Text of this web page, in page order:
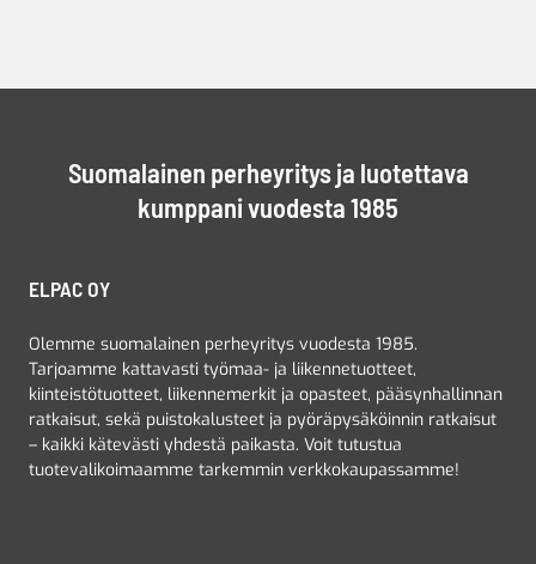
Suomalainen perheyritys ja luotettava
kumppani vuodesta 1985
ELPAC OY
Olemme suomalainen perheyritys vuodesta 1985.
Tarjoamme kattavasti työmaa- ja liikennetuotteet,
kiinteistötuotteet, liikennemerkit ja opasteet, pääsynhallinnan
ratkaisut, sekä puistokalusteet ja pyöräpysäköinnin ratkaisut
– kaikki kätevästi yhdestä paikasta. Voit tutustua
tuotevalikoimaamme tarkemmin verkkokaupassamme!